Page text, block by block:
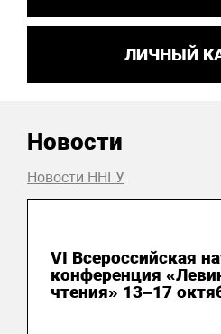
ЛИЧНЫЙ
Новости
Новости ННГУ
VI Всероссийская
конференция
чтения» 13–17